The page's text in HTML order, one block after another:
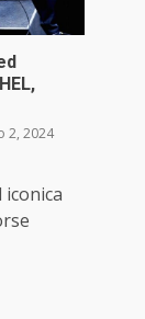
2, 2024